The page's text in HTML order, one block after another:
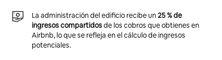
La administración del edificio recibe un25 % de
ingresos compartidosde los cobros que obtienes en
Airbnb, lo que se refleja en el cálculo de ingresos
potenciales.